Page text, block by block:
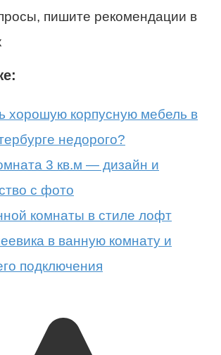
пишите рекомендации в
хорошую корпусную мебель в
недорого?
3 кв.м — дизайн и
с фото
комнаты в стиле лофт
в ванную комнату и
подключения